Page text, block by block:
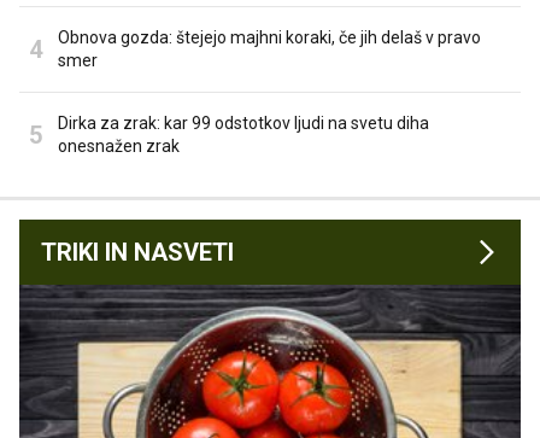
Obnova gozda: štejejo majhni koraki, če jih delaš v pravo
smer
Dirka za zrak: kar 99 odstotkov ljudi na svetu diha
onesnažen zrak
TRIKI IN NASVETI